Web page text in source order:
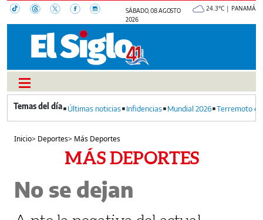
SÁBADO, 08 AGOSTO
2026
24.3°C | PANAMÁ
Últimas noticias Infidencias Mundial 2026 Terremoto
Inicio> Deportes> Más Deportes
MÁS DEPORTES
No se dejan